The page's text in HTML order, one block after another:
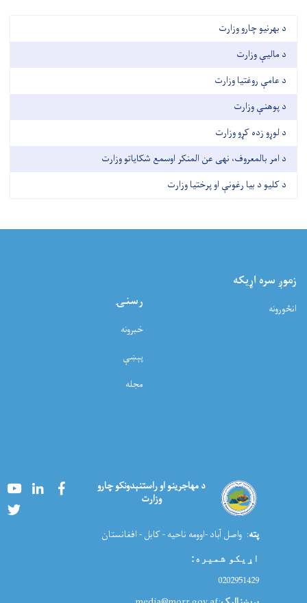
د بهرنیو چارو وزارت
د مالیې وزارت
د عامې روغتیا وزارت
د پوهنې وزارت
د لوړو زده کړو وزارت
د امر بالمعروف، نهی عن المنکر اوسمع شکایاتو وزارت
د کلیو د بیا رغونې او پرختیا وزارت
زموږ سره اړيکه
انځورونه رسنۍ
خبرونه
پېښې
مجله
د مهاجرینو او راستنېدونکو چارو
وزارت
YoutubeLinkedInFacebook
پته: واصل آباد -اوومه ناحیه - کابل - افغانستان
اړیکو شمیره:
0202951429